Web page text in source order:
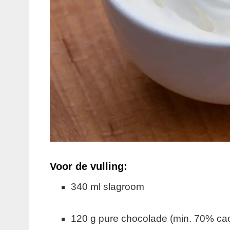
Voor de vulling:
340 ml slagroom
120 g pure chocolade (min. 70%